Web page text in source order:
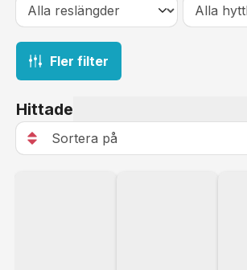
Fler filter
Hittade